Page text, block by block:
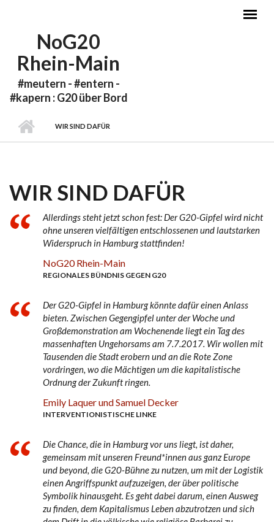
NoG20
Rhein-Main
#meutern - #entern -
#kapern : G20 über Bord
WIR SIND DAFÜR
WIR SIND DAFÜR
Allerdings steht jetzt schon fest: Der G20-Gipfel wird nicht
ohne unseren vielfältigen entschlossenen und lautstarken
Widerspruch in Hamburg stattfinden!
NoG20 Rhein-Main
REGIONALES BÜNDNIS GEGEN G20
Der G20-Gipfel in Hamburg könnte dafür einen Anlass
bieten. Zwischen Gegengipfel unter der Woche und
Großdemonstration am Wochenende liegt ein Tag des
massenhaften Ungehorsams am 7.7.2017. Wir wollen mit
Tausenden die Stadt erobern und an die Rote Zone
vordringen, wo die Mächtigen um die kapitalistische
Ordnung der Zukunft ringen.
Emily Laquer und Samuel Decker
INTERVENTIONISTISCHE LINKE
Die Chance, die in Hamburg vor uns liegt, ist daher,
gemeinsam mit unseren Freund*innen aus ganz Europe
und beyond, die G20-Bühne zu nutzen, um mit der Logistik
einen Angriffspunkt aufzuzeigen, der über politische
Symbolik hinausgeht. Es geht dabei darum, einen Ausweg
zu finden, dem Kapitalismus Leben abzutrotzen und sich